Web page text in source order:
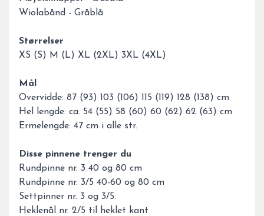
Wiolabånd - Gråblå
Størrelser
XS (S) M (L) XL (2XL) 3XL (4XL)
Mål
Overvidde: 87 (93) 103 (106) 115 (119) 128 (138) cm
Hel lengde: ca. 54 (55) 58 (60) 60 (62) 62 (63) cm
Ermelengde: 47 cm i alle str.
Disse pinnene trenger du
Rundpinne nr. 3 40 og 80 cm
Rundpinne nr. 3/5 40-60 og 80 cm
Settpinner nr. 3 og 3/5.
Heklenål nr. 2/5 til heklet kant